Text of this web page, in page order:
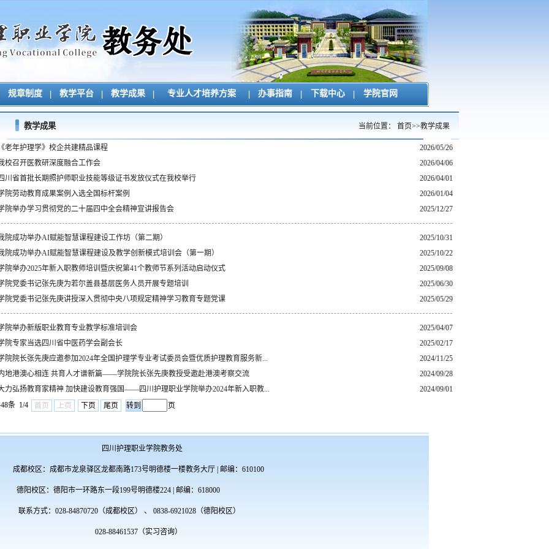
规章制度 | 教学平台 | 教学成果 | 专业人才培养方案 | 办事指南 | 下载中心 | 学院官网
教学成果 当前位置： 首页>>教学成果
《老年护理学》校企共建精品课程
2026/05/26
校召开医教研深度融合工作会
2026/04/06
川省首批长期照护师职业技能等级证书发放仪式在我校举行
2026/04/01
院劳动教育成果案例入选全国标杆案例
2026/01/04
院举办学习贯彻党的二十届四中全会精神宣讲报告会 2025/12/27
院成功举办AI赋能智慧课程建设工作坊（第二期）
2025/10/31
院成功举办AI赋能智慧课程建设及教学创新模式培训会（第一期）
2025/10/22
院举办2025年新入职教师培训暨庆祝第41个教师节系列活动启动仪式
2025/09/08
院党委书记张先庚为若尔盖县基层医务人员开展专题培训
2025/06/30
院党委书记张先庚讲授深入贯彻中央八项规定精神学习教育专题党课 2025/05/29
院举办新版职业教育专业教学标准培训会
2025/04/07
院专家当选四川省中医药学会副会长
2025/02/17
院院长张先庚应邀参加2024年全国护理学专业考试委员会暨优质护理教育服务新...
2024/11/25
地港澳心相连 共育人才谱新篇——学院院长张先庚教授受邀赴港澳考察交流
2024/09/28
力弘扬教育家精神 加快建设教育强国——四川护理职业学院举办2024年新入职教...
2024/09/01
条 1/4
首页 上页 下页 尾页 页
四川护理职业学院教务处
成都校区：成都市龙泉驿区龙都南路173号明德楼一楼教务大厅| 邮编：610100
德阳校区：德阳市一环路东一段199号明德楼224| 邮编：618000
联系方式：028-84870720（成都校区） 、 0838-6921028（德阳校区）
028-88461537（实习咨询）